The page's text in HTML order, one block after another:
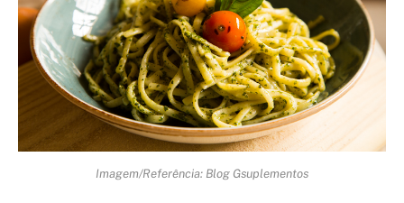
Imagem/Referência: Blog Gsuplementos